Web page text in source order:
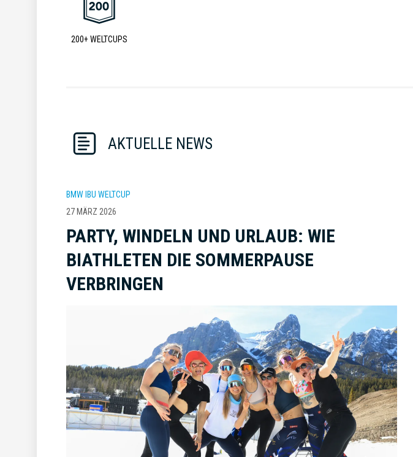
200+ WELTCUPS
AKTUELLE NEWS
BMW IBU WELTCUP
27 MÄRZ 2026
PARTY, WINDELN UND URLAUB: WIE
BIATHLETEN DIE SOMMERPAUSE
VERBRINGEN